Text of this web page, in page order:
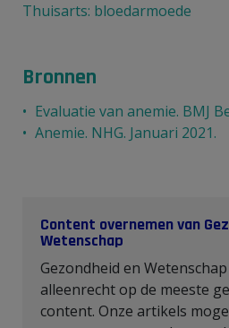
Thuisarts: bloedarmoede
Bronnen
Evaluatie van anemie. BMJ
Anemie. NHG. Januari 2021.
Content overnemen van
Wetenschap
Gezondheid en
alleenrecht op de meeste
content. Onze artikels